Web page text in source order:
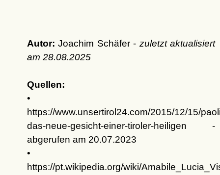
Autor: Joachim Schäfer - zuletzt aktualisiert
am 28.08.2025
Quellen:
•
https://www.unsertirol24.com/2015/12/15/
das-neue-gesicht-einer-tiroler-heiligen -
abgerufen am 20.07.2023
•
https://pt.wikipedia.org/wiki/